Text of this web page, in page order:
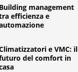
Building management
efficienza e
e VMC: il
del comfort in